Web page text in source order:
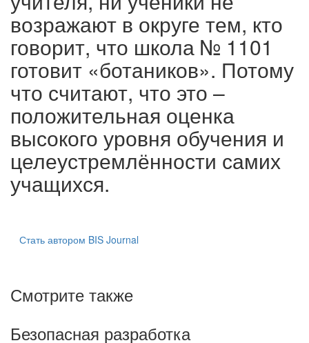
возражают в округе тем, кто
говорит, что школа № 1101
готовит «ботаников». Потому
что считают, что это –
положительная оценка
высокого уровня обучения и
целеустремлённости самих
учащихся.
Стать автором BIS Journal
Смотрите также
Безопасная разработка